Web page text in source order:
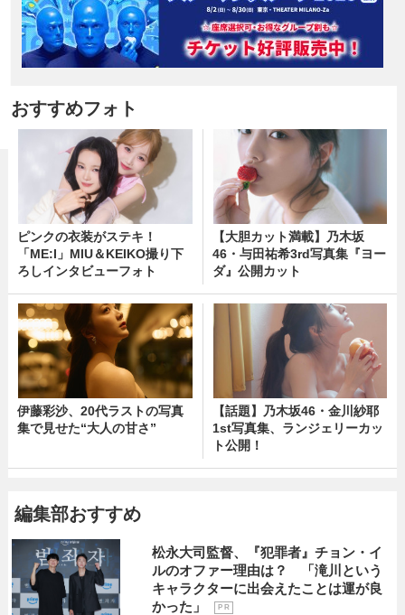
おすすめフォト
ピンクの衣装がステキ！
「ME:I」MIU＆KEIKO撮り下
ろしインタビューフォト
【大胆カット満載】乃木坂
46・与田祐希3rd写真集『ヨー
ダ』公開カット
伊藤彩沙、20代ラストの写真
集で見せた“大人の甘さ”
【話題】乃木坂46・金川紗耶
1st写真集、ランジェリーカッ
ト公開！
編集部おすすめ
松永大司監督、『犯罪者』チョン・イ
ルのオファー理由は？ 「滝川という
キャラクターに出会えたことは運が良
かった」
P R